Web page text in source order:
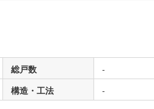
総戸数
-
構造・工法 -